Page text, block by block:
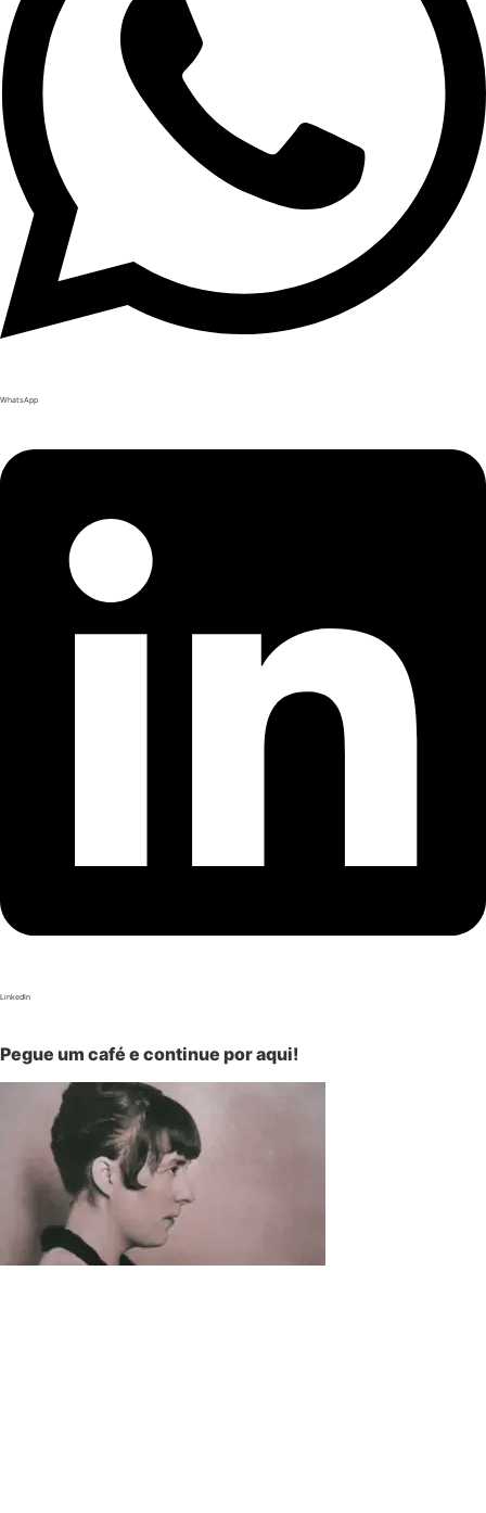
WhatsApp
LinkedIn
Pegue um café e continue por aqui!